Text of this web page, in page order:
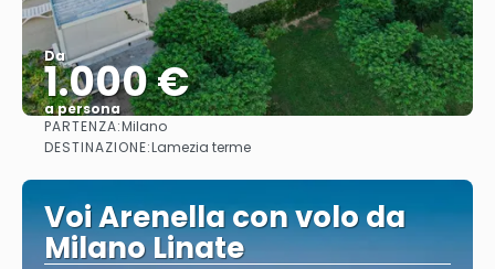
Da
1.000 €
a persona
PARTENZA:Milano
DESTINAZIONE:Lamezia terme
Voi Arenella con volo da
Milano Linate